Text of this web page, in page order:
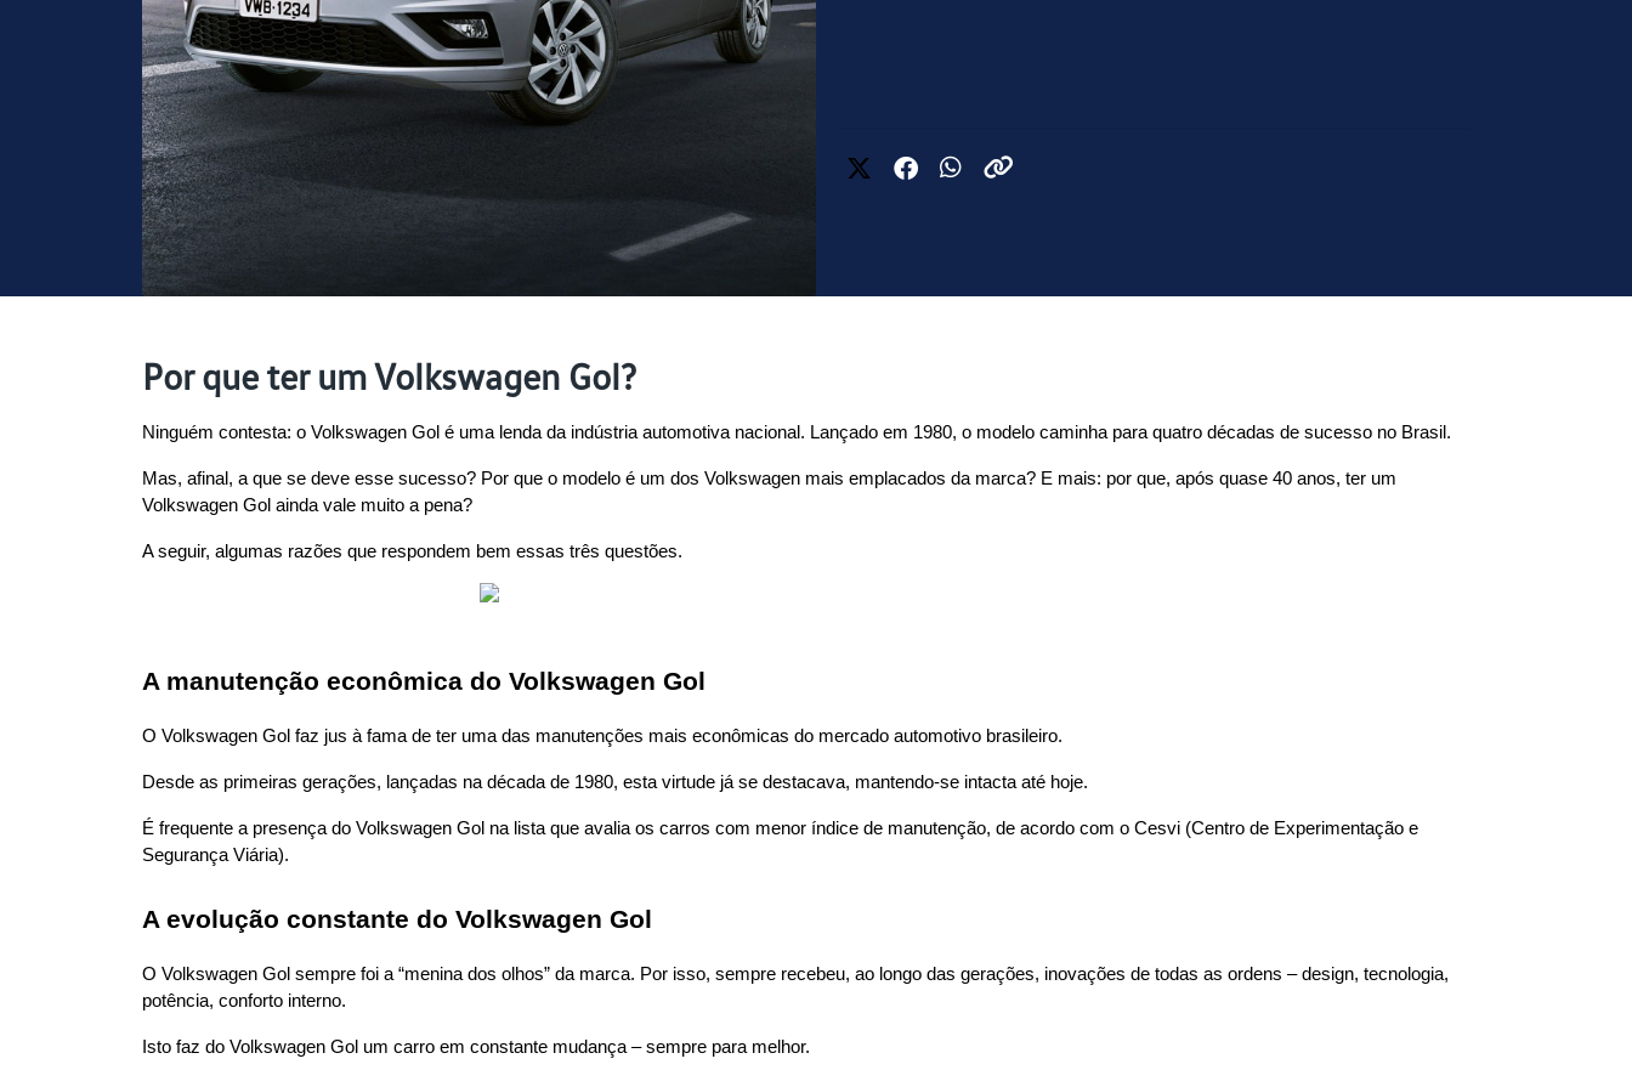
Por que ter um Volkswagen Gol?
Ninguém contesta: o Volkswagen Gol é uma lenda da indústria automotiva nacional. Lançado em 1980, o modelo caminha para quatro décadas de sucesso no Brasil.
Mas, afinal, a que se deve esse sucesso? Por que o modelo é um dos Volkswagen mais emplacados da marca? E mais: por que, após quase 40 anos, ter um
Volkswagen Gol ainda vale muito a pena?
A seguir, algumas razões que respondem bem essas três questões.
A manutenção econômica do Volkswagen Gol
O Volkswagen Gol faz jus à fama de ter uma das manutenções mais econômicas do mercado automotivo brasileiro.
Desde as primeiras gerações, lançadas na década de 1980, esta virtude já se destacava, mantendo-se intacta até hoje.
É frequente a presença do Volkswagen Gol na lista que avalia os carros com menor índice de manutenção, de acordo com o Cesvi (Centro de Experimentação e
Segurança Viária).
A evolução constante do Volkswagen Gol
O Volkswagen Gol sempre foi a “menina dos olhos” da marca. Por isso, sempre recebeu, ao longo das gerações, inovações de todas as ordens – design, tecnologia,
potência, conforto interno.
Isto faz do Volkswagen Gol um carro em constante mudança – sempre para melhor.